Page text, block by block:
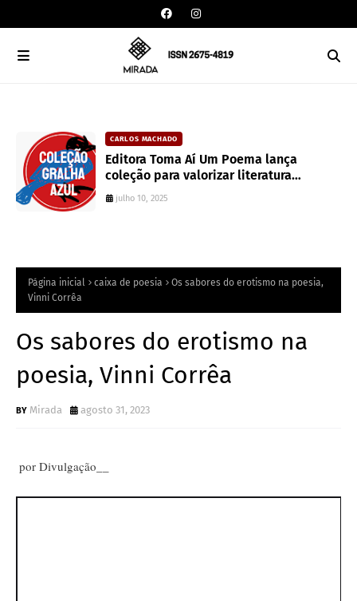
CARLOS MACHADO
Editora Toma Aí Um Poema lança
coleção para valorizar literatura
paranaense
julho 10, 2025
Página inicial caixa de poesia
Os sabores do erotismo na poesia,
Vinni Corrêa
Os sabores do erotismo na
poesia, Vinni Corrêa
Mirada agosto 31, 2023
por Divulgação__